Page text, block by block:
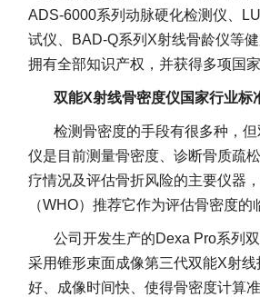
ADS-6000系列动脉硬化检测仪、
试仪、BAD-Q系列X射线骨龄仪等
拥有全部知识产权，并获得多项国家
双能X射线骨密度仪国家行业标
检测骨密度的手段有很多种，
仪是目前测量骨密度、诊断骨质疏
疗情况及评估骨折风险的主要仪器
（WHO）推荐它作为评估骨密度的
公司开发生产的Dexa Pro系列
采用锥形束面成像第三代双能X射
好、成像时间快、使得骨密度计算